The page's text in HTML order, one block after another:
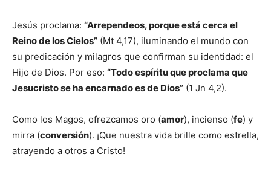
Jesús proclama: “Arrependeos, porque está cerca el
Reino de los Cielos” (Mt 4,17), iluminando el mundo con
su predicación y milagros que confirman su identidad: el
Hijo de Dios. Por eso: “Todo espíritu que proclama que
Jesucristo se ha encarnado es de Dios” (1 Jn 4,2).
Como los Magos, ofrezcamos oro (amor), incienso (fe) y
mirra (conversión). ¡Que nuestra vida brille como estrella,
atrayendo a otros a Cristo!